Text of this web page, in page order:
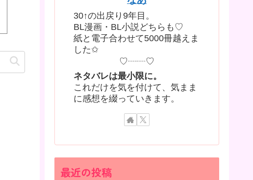
30↑の出戻り9年目。
BL漫画・BL小説どちらも♡
紙と電子合わせて5000冊越えま
した✩
♡┈┈♡
ネタバレは最小限に。
これだけを気を付けて、気まま
に感想を綴っていきます。
最近の投稿